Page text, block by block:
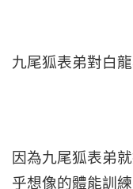
九尾狐表弟對白
因為九尾狐表弟
乎想像的體能訓